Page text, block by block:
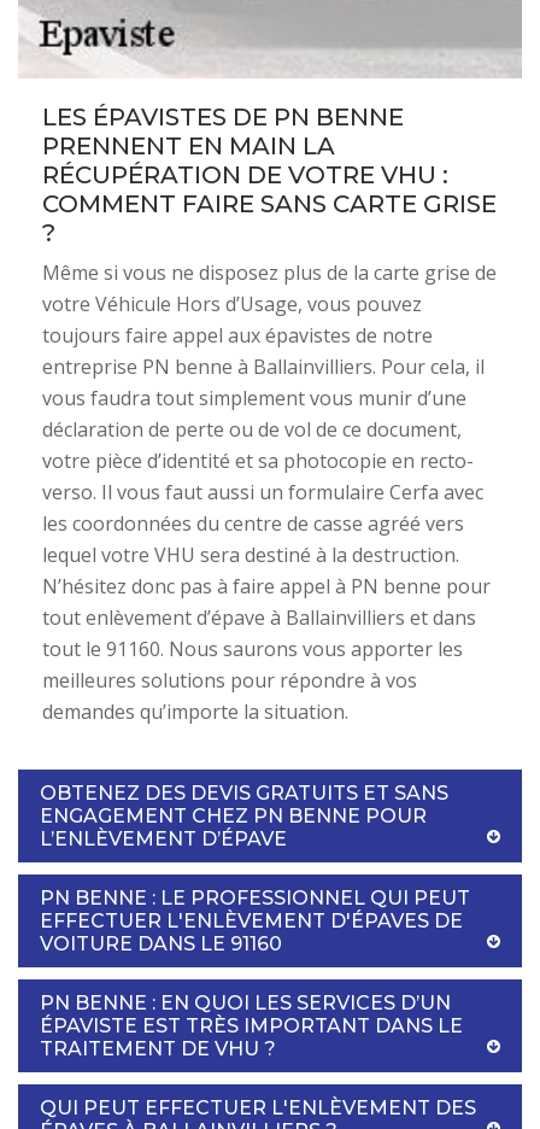
LES ÉPAVISTES DE PN BENNE
PRENNENT EN MAIN LA
RÉCUPÉRATION DE VOTRE VHU :
COMMENT FAIRE SANS CARTE GRISE
?
Même si vous ne disposez plus de la carte grise de
votre Véhicule Hors d’Usage, vous pouvez
toujours faire appel aux épavistes de notre
entreprise PN benne à Ballainvilliers. Pour cela, il
vous faudra tout simplement vous munir d’une
déclaration de perte ou de vol de ce document,
votre pièce d’identité et sa photocopie en recto-
verso. Il vous faut aussi un formulaire Cerfa avec
les coordonnées du centre de casse agréé vers
lequel votre VHU sera destiné à la destruction.
N’hésitez donc pas à faire appel à PN benne pour
tout enlèvement d’épave à Ballainvilliers et dans
tout le 91160. Nous saurons vous apporter les
meilleures solutions pour répondre à vos
demandes qu’importe la situation.
OBTENEZ DES DEVIS GRATUITS ET SANS
ENGAGEMENT CHEZ PN BENNE POUR
L’ENLÈVEMENT D’ÉPAVE
PN BENNE : LE PROFESSIONNEL QUI PEUT
EFFECTUER L'ENLÈVEMENT D'ÉPAVES DE
VOITURE DANS LE 91160
PN BENNE : EN QUOI LES SERVICES D’UN
ÉPAVISTE EST TRÈS IMPORTANT DANS LE
TRAITEMENT DE VHU ?
QUI PEUT EFFECTUER L'ENLÈVEMENT DES